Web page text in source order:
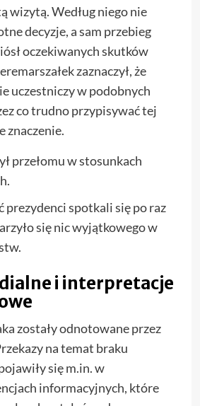
wizytą. Według niego nie
decyzje, a sam przebieg
oczekiwanych skutków
zaznaczył, że
uczestniczy w podobnych
co trudno przypisywać tej
znaczenie.
przełomu w stosunkach
prezydenci spotkali się po raz
się nic wyjątkowego w
i interpretacje
zostały odnotowane przez
na temat braku
się m.in. w
informacyjnych, które